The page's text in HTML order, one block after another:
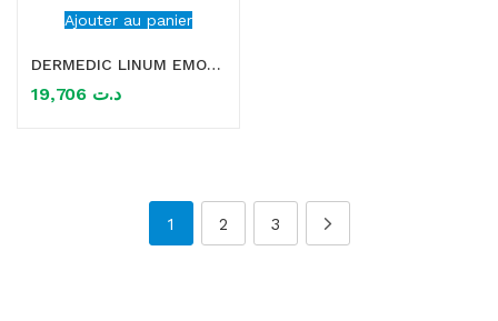
Ajouter au panier
DERMEDIC LINUM EMOLLIENT SAVON A MAINS ANTI BACTERIEN 300ML
د.ت
1 2 3